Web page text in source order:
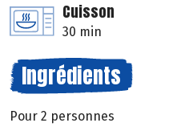
Cuisson
30 min
Ingrédients
Pour 2 personnes